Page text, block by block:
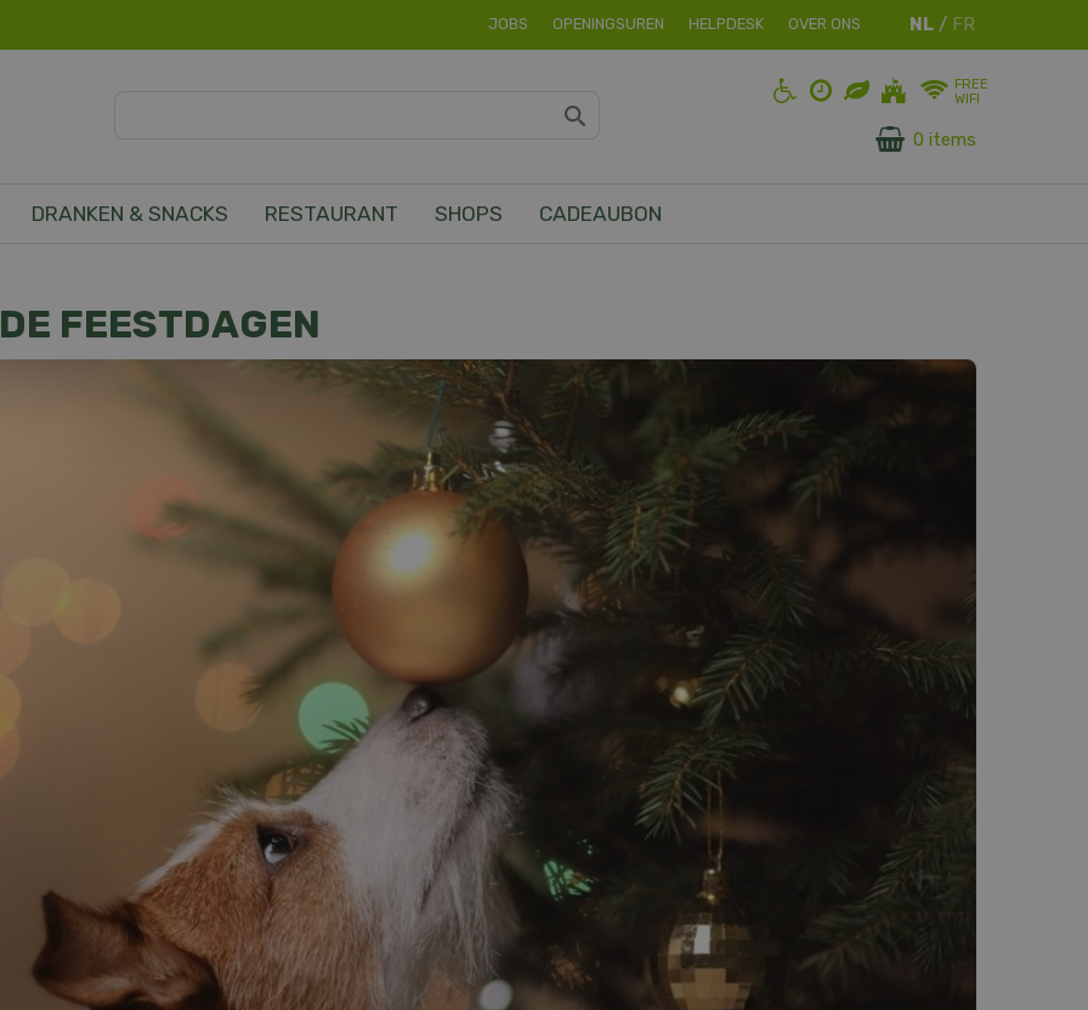
JOBS OPENINGSUREN HELPDESK OVER ONS
FREE
WIFI
0 items
DRANKEN & SNACKS RESTAURANT SHOPS CADEAUBON
FEESTDAGEN